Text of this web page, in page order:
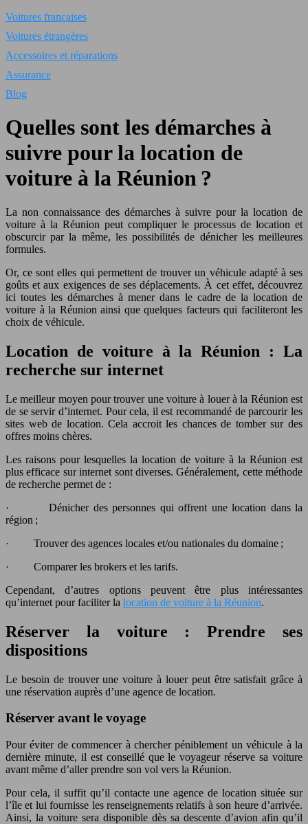
Voitures françaises
Voitures étrangères
Accessoires et réparations
Assurance
Blog
Quelles sont les démarches à
suivre pour la location de
voiture à la Réunion ?
La non connaissance des démarches à suivre pour la location de
voiture à la Réunion peut compliquer le processus de location et
obscurcir par la même, les possibilités de dénicher les meilleures
formules.
Or, ce sont elles qui permettent de trouver un véhicule adapté à ses
goûts et aux exigences de ses déplacements. À cet effet, découvrez
ici toutes les démarches à mener dans le cadre de la location de
voiture à la Réunion ainsi que quelques facteurs qui faciliteront les
choix de véhicule.
Location de voiture à la Réunion : La
recherche sur internet
Le meilleur moyen pour trouver une voiture à louer à la Réunion est
de se servir d’internet. Pour cela, il est recommandé de parcourir les
sites web de location. Cela accroit les chances de tomber sur des
offres moins chères.
Les raisons pour lesquelles la location de voiture à la Réunion est
plus efficace sur internet sont diverses. Généralement, cette méthode
de recherche permet de :
·
Dénicher des personnes qui offrent une location dans la
région ;
·
Trouver des agences locales et/ou nationales du domaine ;
·
Comparer les brokers et les tarifs.
Cependant, d’autres options peuvent être plus intéressantes
qu’internet pour faciliter la location de voiture à la Réunion.
Réserver la voiture : Prendre ses
dispositions
Le besoin de trouver une voiture à louer peut être satisfait grâce à
une réservation auprès d’une agence de location.
Réserver avant le voyage
Pour éviter de commencer à chercher péniblement un véhicule à la
dernière minute, il est conseillé que le voyageur réserve sa voiture
avant même d’aller prendre son vol vers la Réunion.
Pour cela, il suffit qu’il contacte une agence de location située sur
l’île et lui fournisse les renseignements relatifs à son heure d’arrivée.
Ainsi, la voiture sera disponible dès sa descente d’avion afin qu’il